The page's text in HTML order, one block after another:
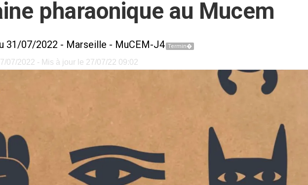
pharaonique au Mucem
31/07/2022 - Marseille - MuCEM-J4 Termin�
07/2022 - Mis à jour le 27/07/22 09:02